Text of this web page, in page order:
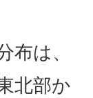
布は、
北部か